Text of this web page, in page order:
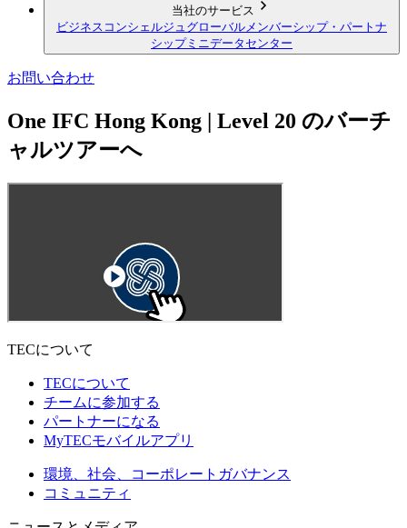
当社のサービス
ビジネスコンシェルジュ グローバルメンバーシップ・パートナ
シップミニデータセンター
お問い合わせ
One IFC Hong Kong | Level 20 のバーチ
ャルツアーへ
TECについて
TECについて
チームに参加する
パートナーになる
MyTECモバイルアプリ
環境、社会、コーポレートガバナンス
コミュニティ